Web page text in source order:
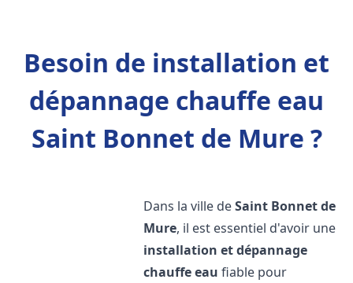
Besoin de installation et
dépannage chauffe eau
Saint Bonnet de Mure ?
Dans la ville deSaint Bonnet de
Mure, il est essentiel d'avoir une
installation et dépannage
chauffe eau fiable pour